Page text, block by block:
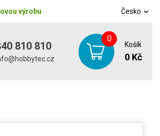
výrobu Česko
810 810
0
Košík
0 Kč